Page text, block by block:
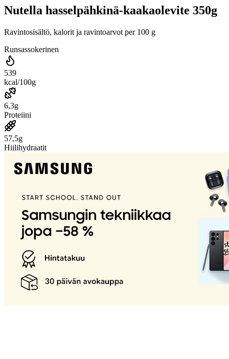
Nutella hasselpähkinä-kaakaolevite 350g
Ravintosisältö, kalorit ja ravintoarvot per 100 g
Runsassokerinen
539
kcal/100g
6,3g
Proteiini
57,5g
Hiilihydraatit